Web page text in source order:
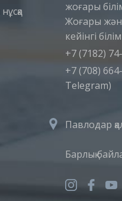
жоғары
Жоғары
кейінгі
+7 (7182)
+7 (708)
Telegram)
Павлодар
Барлық